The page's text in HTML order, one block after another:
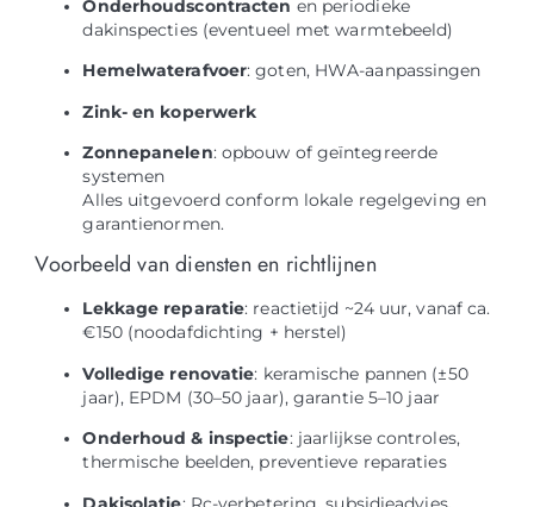
Onderhoudscontracten en periodieke
dakinspecties (eventueel met warmtebeeld)
Hemelwaterafvoer: goten, HWA-aanpassingen
Zink- en koperwerk
Zonnepanelen: opbouw of geïntegreerde
systemen
Alles uitgevoerd conform lokale regelgeving en
garantienormen.
Voorbeeld van diensten en richtlijnen
Lekkage reparatie: reactietijd ~24 uur, vanaf ca.
€150 (noodafdichting + herstel)
Volledige renovatie: keramische pannen (±50
jaar), EPDM (30–50 jaar), garantie 5–10 jaar
Onderhoud & inspectie: jaarlijkse controles,
thermische beelden, preventieve reparaties
Dakisolatie: Rc-verbetering, subsidieadvies,